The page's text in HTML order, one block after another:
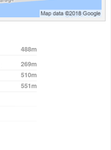
488m
269m
510m
551m